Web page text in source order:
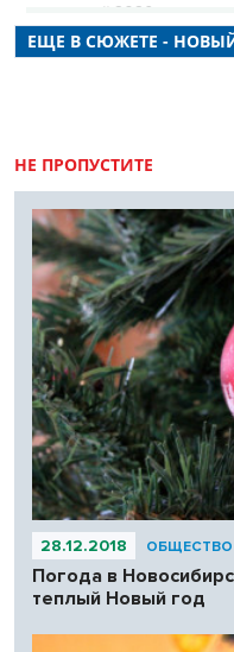
зиму, новый 2026 год
ЕЩЕ В СЮЖЕТЕ -
НЕ ПРОПУСТИТЕ
28.12.2018 ОБЩЕСТВО
Погода в
теплый Новый год